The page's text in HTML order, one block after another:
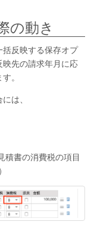
の動き
反映する保存オプ
先の請求年月に応
。
は、
積書の消費税の項目